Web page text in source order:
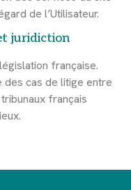
de l’Utilisateur.
juridiction
française.
des cas de litige entre
français